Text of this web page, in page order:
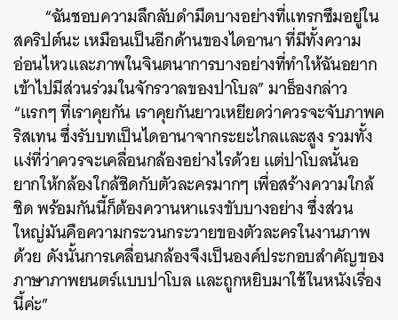
“ฉันชอบความลึกลับดำมืดบางอย่างที่แทรกซึมอยู่ใน
สคริปต์นะ เหมือนเป็นอีกด้านของไดอานา ที่มีทั้งความ
อ่อนไหวและภาพในจินตนาการบางอย่างที่ทำให้ฉันอยาก
เข้าไปมีส่วนร่วมในจักรวาลของปาโบล” มาธ็องกล่าว
“แรกๆ ที่เราคุยกัน เราคุยกันยาวเหยียดว่าควรจะจับภาพค
ริสเทน ซึ่งรับบทเป็นไดอานาจากระยะไกลและสูง รวมทั้ง
แง่ที่ว่าควรจะเคลื่อนกล้องอย่างไรด้วย แต่ปาโบลนั้นอ
ยากให้กล้องใกล้ชิดกับตัวละครมากๆ เพื่อสร้างความใกล้
ชิด พร้อมกันนี้ก็ต้องควานหาแรงขับบางอย่าง ซึ่งส่วน
ใหญ่มันคือความกระวนกระวายของตัวละครในงานภาพ
ด้วย ดังนั้นการเคลื่อนกล้องจึงเป็นองค์ประกอบสำคัญของ
ภาษาภาพยนตร์แบบปาโบล และถูกหยิบมาใช้ในหนังเรื่อง
นี้ค่ะ”